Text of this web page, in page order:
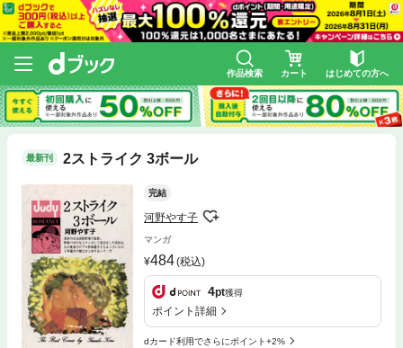
作品検索 カート はじめての方へ
最新刊 2ストライク 3ボール
完結
河野やす子
マンガ
484(税込)
4pt獲得
ポイント詳細
dカード利用でさらにポイント+2%